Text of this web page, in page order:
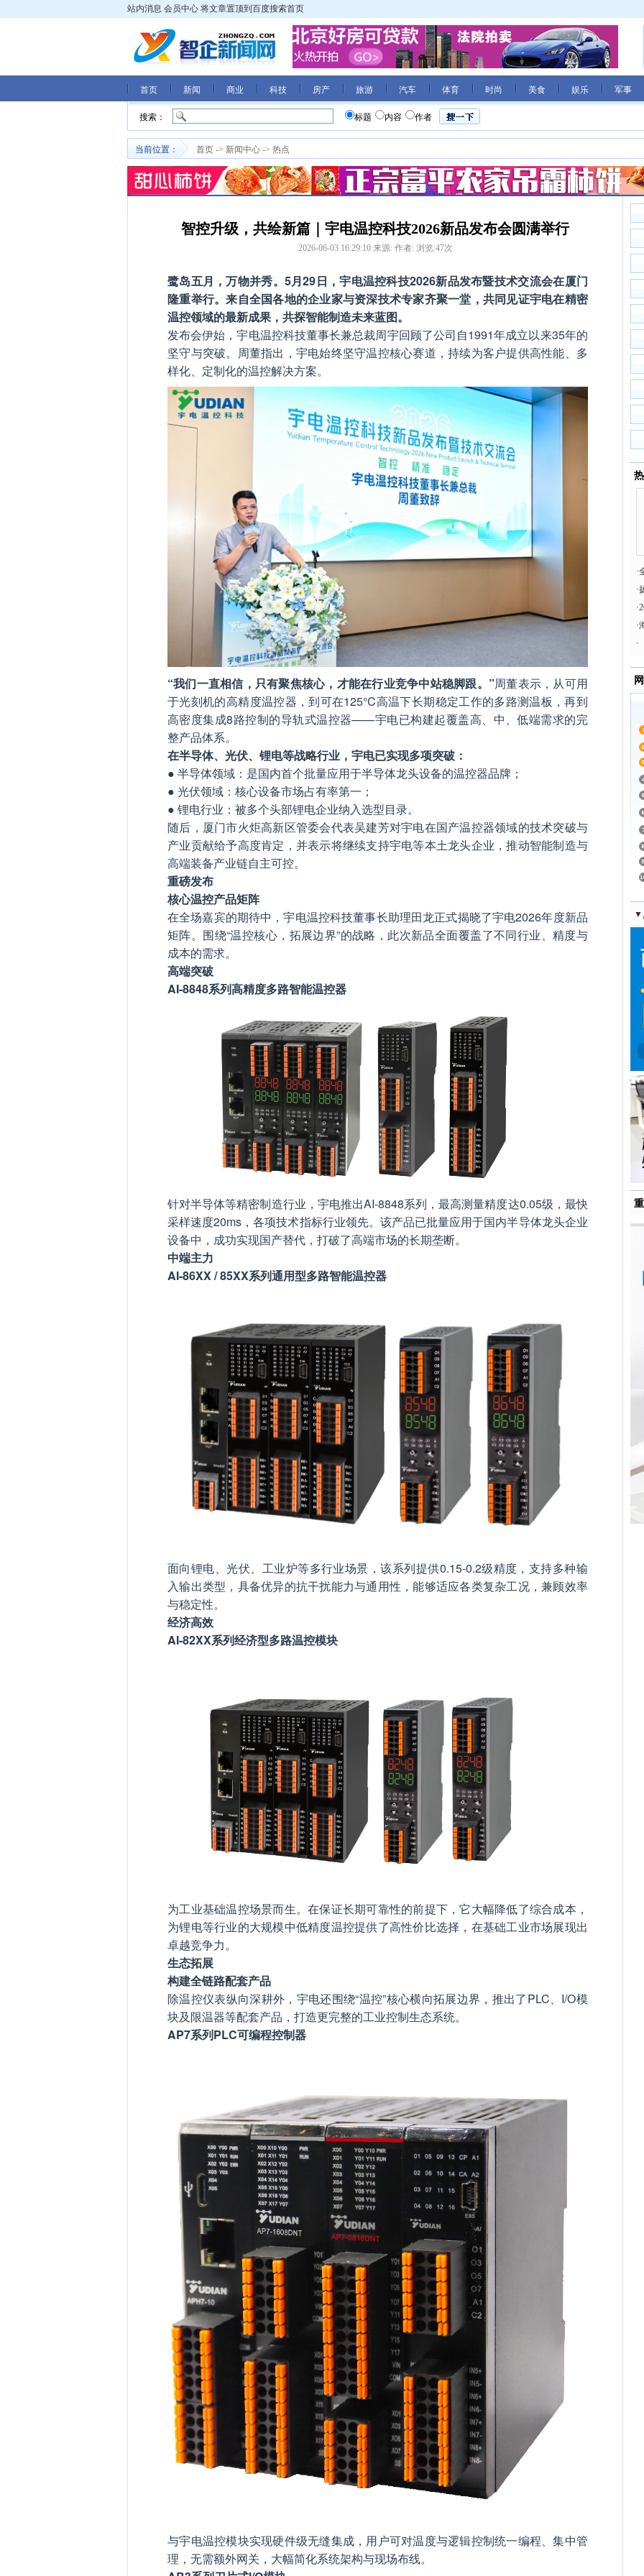
站内消息 会员中心 将文章置顶到百度搜索首页
首页 新闻 商业 科技 房产 旅游 汽车 体育 时尚 美食 娱乐 军事
搜索： 标题 内容 作者
当前位置： 首页 -> 新闻中心 -> 热点
智控升级，共绘新篇｜宇电温控科技2026新品发布会圆满举行
2026-06-03 16:29:10 来源: 作者: 浏览:47次
鹭岛五月，万物并秀。5月29日，宇电温控科技2026新品发布暨技术交流会在厦门
隆重举行。来自全国各地的企业家与资深技术专家齐聚一堂，共同见证宇电在精密
温控领域的最新成果，共探智能制造未来蓝图。
发布会伊始，宇电温控科技董事长兼总裁周宇回顾了公司自1991年成立以来35年的
坚守与突破。周董指出，宇电始终坚守温控核心赛道，持续为客户提供高性能、多
样化、定制化的温控解决方案。
“我们一直相信，只有聚焦核心，才能在行业竞争中站稳脚跟。”周董表示，从可用
于光刻机的高精度温控器，到可在125°C高温下长期稳定工作的多路测温板，再到
高密度集成8路控制的导轨式温控器——宇电已构建起覆盖高、中、低端需求的完
整产品体系。
在半导体、光伏、锂电等战略行业，宇电已实现多项突破：
● 半导体领域：是国内首个批量应用于半导体龙头设备的温控器品牌；
● 光伏领域：核心设备市场占有率第一；
● 锂电行业：被多个头部锂电企业纳入选型目录。
随后，厦门市火炬高新区管委会代表吴建芳对宇电在国产温控器领域的技术突破与
产业贡献给予高度肯定，并表示将继续支持宇电等本土龙头企业，推动智能制造与
高端装备产业链自主可控。
重磅发布
核心温控产品矩阵
在全场嘉宾的期待中，宇电温控科技董事长助理田龙正式揭晓了宇电2026年度新品
矩阵。围绕“温控核心，拓展边界”的战略，此次新品全面覆盖了不同行业、精度与
成本的需求。
高端突破
AI-8848系列高精度多路智能温控器
针对半导体等精密制造行业，宇电推出AI-8848系列，最高测量精度达0.05级，最快
采样速度20ms，各项技术指标行业领先。该产品已批量应用于国内半导体龙头企业
设备中，成功实现国产替代，打破了高端市场的长期垄断。
中端主力
AI-86XX / 85XX系列通用型多路智能温控器
面向锂电、光伏、工业炉等多行业场景，该系列提供0.15-0.2级精度，支持多种输
入输出类型，具备优异的抗干扰能力与通用性，能够适应各类复杂工况，兼顾效率
与稳定性。
经济高效
AI-82XX系列经济型多路温控模块
为工业基础温控场景而生。在保证长期可靠性的前提下，它大幅降低了综合成本，
为锂电等行业的大规模中低精度温控提供了高性价比选择，在基础工业市场展现出
卓越竞争力。
生态拓展
构建全链路配套产品
除温控仪表纵向深耕外，宇电还围绕“温控”核心横向拓展边界，推出了PLC、I/O模
块及限温器等配套产品，打造更完整的工业控制生态系统。
AP7系列PLC可编程控制器
与宇电温控模块实现硬件级无缝集成，用户可对温度与逻辑控制统一编程、集中管
理，无需额外网关，大幅简化系统架构与现场布线。
·
看
·
·
·
·
▼